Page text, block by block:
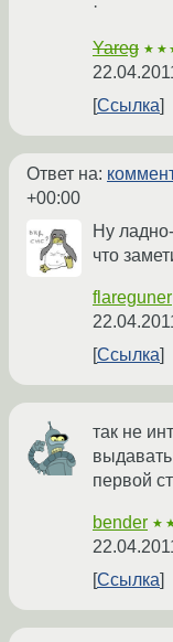
·
Yareg
Ссылка
Ответ на:
+00:00
Ну
что
flareguner
Ссылка
так не
первой
bender
Ссылка